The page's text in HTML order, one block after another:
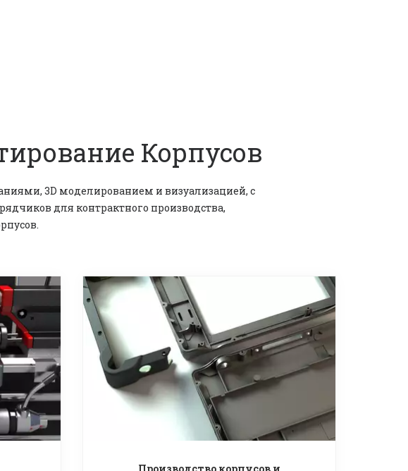
Корпусов
3D моделированием и визуализацией, с
для контрактного производства,
Производство корпусов и